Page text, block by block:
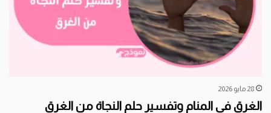
28 مايو 2026
الغرق في المنام وتفسير حلم النجاة من الغرق